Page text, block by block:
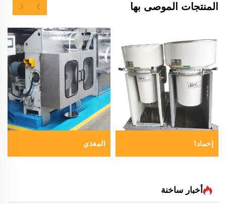
المنتجات الموصى بها
إخماد1 المغذي
أخبار ساخنة